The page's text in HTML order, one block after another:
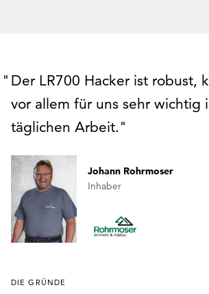
Der LR700 Hacker ist robust,
vor allem für uns sehr wichtig
täglichen Arbeit.
Johann Rohrmoser
Inhaber
DIE GRÜNDE